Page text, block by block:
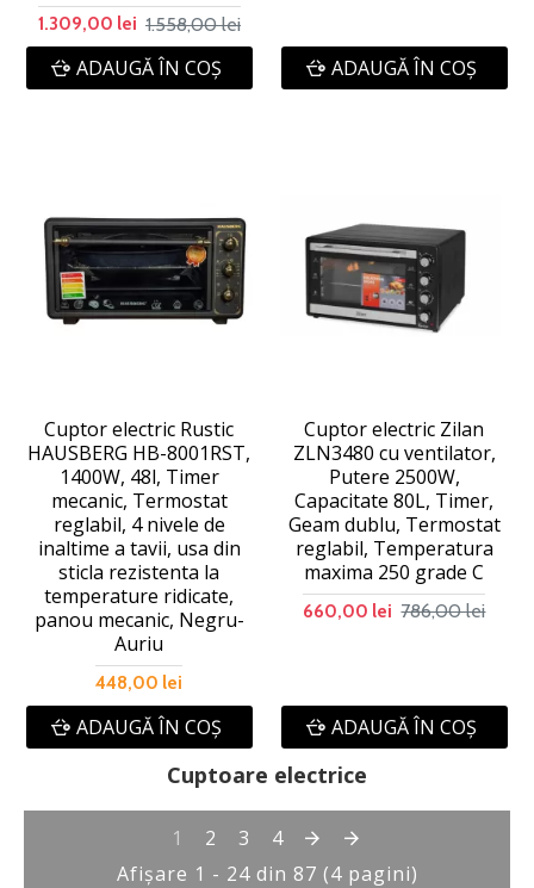
1.309,00 lei 1.558,00 lei
ADAUGĂ ÎN COŞ ADAUGĂ ÎN COŞ
Cuptor electric Rustic
HAUSBERG HB-8001RST,
1400W, 48l, Timer
mecanic, Termostat
reglabil, 4 nivele de
inaltime a tavii, usa din
sticla rezistenta la
temperature ridicate,
panou mecanic, Negru-
Auriu
448,00 lei
ADAUGĂ ÎN COŞ
Cuptor electric Zilan
ZLN3480 cu ventilator,
Putere 2500W,
Capacitate 80L, Timer,
Geam dublu, Termostat
reglabil, Temperatura
maxima 250 grade C
660,00 lei 786,00 lei
ADAUGĂ ÎN COŞ
Cuptoare electrice
1 2 3
4
Afişare 1 - 24 din 87 (4 pagini)